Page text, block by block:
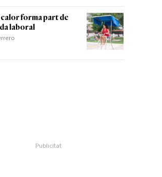
calor forma part de
laboral